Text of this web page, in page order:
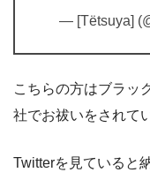
— [Tёtsuya]
こちらの方はブラッ
社でお祓いをされて
Twitterを見ていると